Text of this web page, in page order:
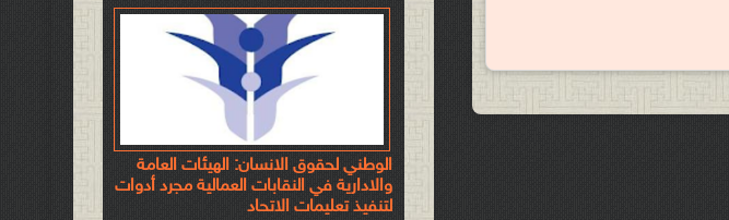
الوطني لحقوق الانسان: الهيئات العامة
والادارية في النقابات العمالية مجرد أدوات
لتنفيذ تعليمات الاتحاد